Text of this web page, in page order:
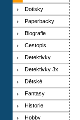
Dotisky
Paperbacky
Biografie
Cestopis
Detektivky
Detektivky 3x
Dětské
Fantasy
Historie
Hobby